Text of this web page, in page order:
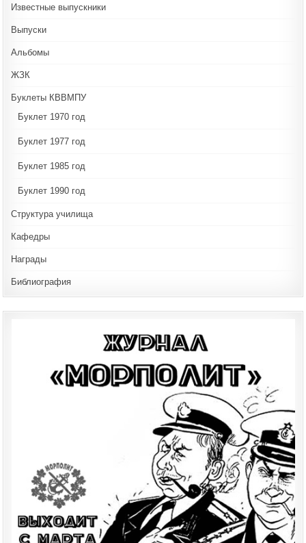
Известные выпускники
Выпуски
Альбомы
ЖЗК
Буклеты КВВМПУ
Буклет 1970 год
Буклет 1977 год
Буклет 1985 год
Буклет 1990 год
Структура училища
Кафедры
Награды
Библиография